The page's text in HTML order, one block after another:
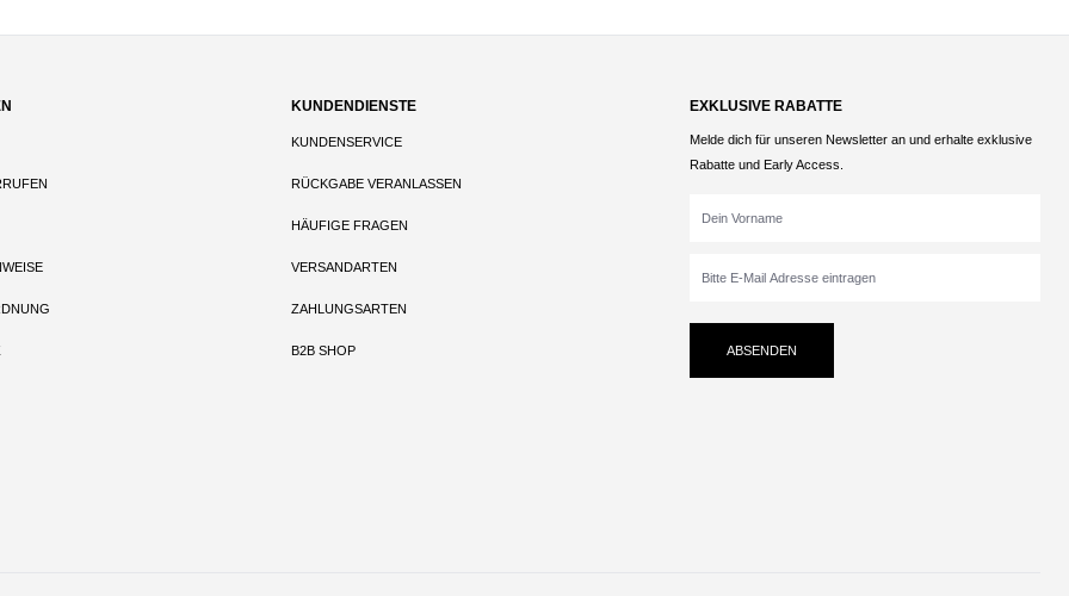
KUNDENDIENSTE
KUNDENSERVICE
RÜCKGABE VERANLASSEN
HÄUFIGE FRAGEN
VERSANDARTEN
ZAHLUNGSARTEN
B2B SHOP
EXKLUSIVE RABATTE
Melde dich für unseren Newsletter an und erhalte exklusive
Rabatte und Early Access.
ABSENDEN